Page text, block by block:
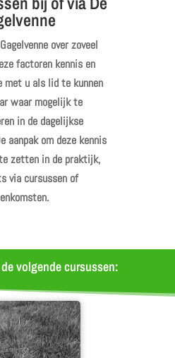
over zoveel
factoren kennis en
met u als lid te kunnen
waar mogelijk te
in de dagelijkse
aanpak om deze kennis
zetten in de praktijk,
via cursussen of
volgende cursussen: